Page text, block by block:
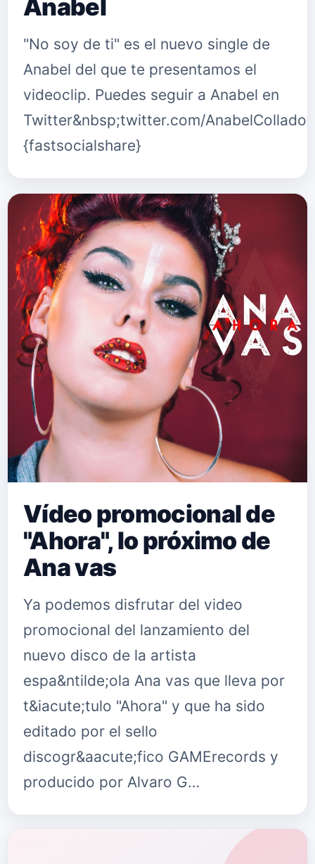
Anabel
"No soy de ti" es el nuevo single de
Anabel del que te presentamos el
videoclip. Puedes seguir a Anabel en
Twitter&nbsp;twitter.com/
{fastsocialshare}
Vídeo promocional de
"Ahora", lo próximo de
Ana vas
Ya podemos disfrutar del video
promocional del lanzamiento del
nuevo disco de la artista
espa&ntilde;ola Ana vas que lleva por
t&iacute;tulo "Ahora" y que ha sido
editado por el sello
discogr&aacute;fico GAMErecords y
producido por Alvaro G…